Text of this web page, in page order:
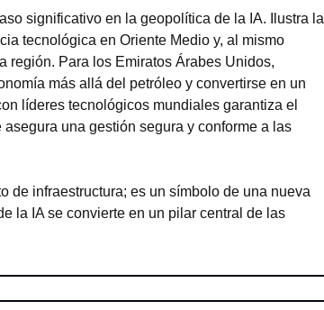
significativo en la geopolítica de la IA. Ilustra la
tecnológica en Oriente Medio y, al mismo
región. Para los Emiratos Árabes Unidos,
más allá del petróleo y convertirse en un
líderes tecnológicos mundiales garantiza el
una gestión segura y conforme a las
de infraestructura; es un símbolo de una nueva
la IA se convierte en un pilar central de las